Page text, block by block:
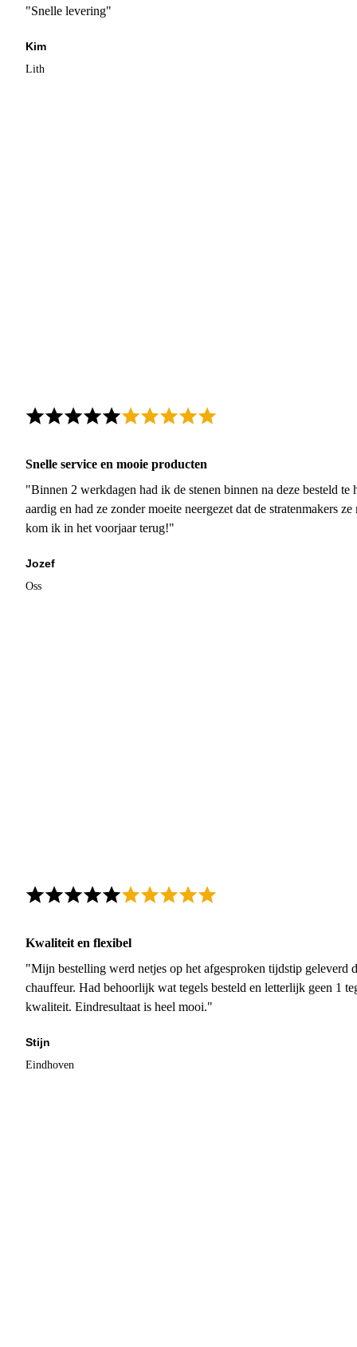
"Snelle levering"
Kim
Lith
Snelle service en mooie producten
"Binnen 2 werkdagen had ik de stenen binnen na deze besteld
aardig en had ze zonder moeite neergezet dat de stratenmakers
kom ik in het voorjaar terug!"
Jozef
Oss
Kwaliteit en flexibel
"Mijn bestelling werd netjes op het afgesproken tijdstip geleverd
chauffeur. Had behoorlijk wat tegels besteld en letterlijk geen 1
kwaliteit. Eindresultaat is heel mooi."
Stijn
Eindhoven